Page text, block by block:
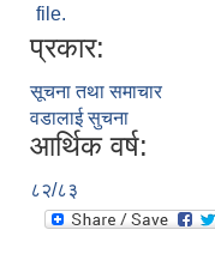
file.
प्रकार:
सूचना तथा समाचार
वडालाई सुचना
आर्थिक वर्ष:
८२/८३